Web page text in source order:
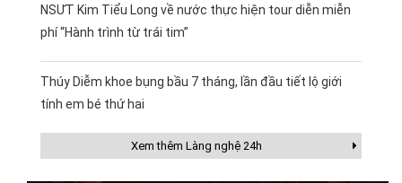
NSƯT Kim Tiểu Long về nước thực hiện tour diễn miễn
phí “Hành trình từ trái tim”
Thúy Diễm khoe bụng bầu 7 tháng, lần đầu tiết lộ giới
tính em bé thứ hai
Xem thêm Làng nghệ 24h